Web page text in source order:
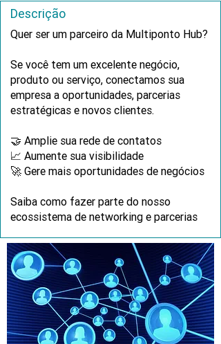
Descrição
Quer ser um parceiro da Multiponto Hub?
Se você tem um excelente negócio,
produto ou serviço, conectamos sua
empresa a oportunidades, parcerias
estratégicas e novos clientes.
🤝 Amplie sua rede de contatos
📈 Aumente sua visibilidade
🚀 Gere mais oportunidades de negócios
Saiba como fazer parte do nosso
ecossistema de networking e parcerias